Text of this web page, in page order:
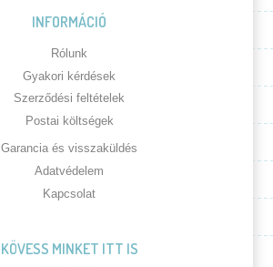
INFORMÁCIÓ
Rólunk
Gyakori kérdések
Szerződési feltételek
Postai költségek
Garancia és visszaküldés
Adatvédelem
Kapcsolat
KÖVESS MINKET ITT IS